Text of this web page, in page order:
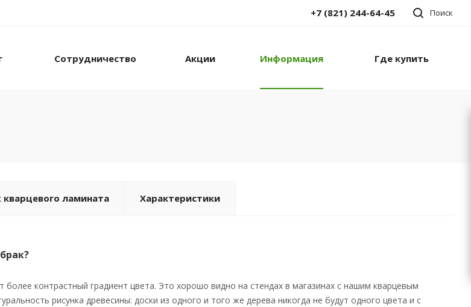
Поиск
+7 (821) 244-64-45
Сотрудничество Акции Информация Где купить
ламината Характеристики
контрастный градиент цвета. Это хорошо видно на стендах в магазинах с нашим кварцевым
рисунка древесины: доски из одного и того же дерева никогда не будут одного цвета и с